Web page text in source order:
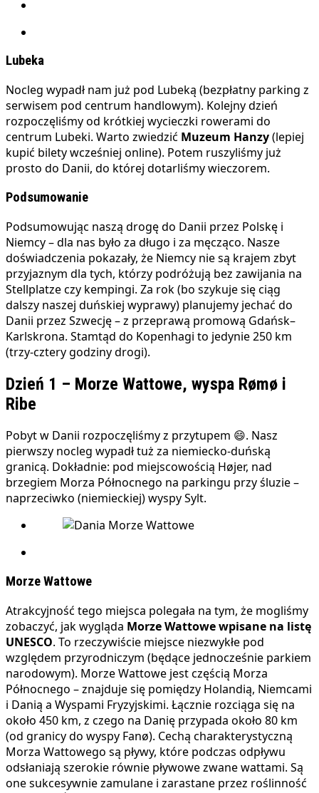
Lubeka
Nocleg wypadł nam już pod Lubeką (bezpłatny parking z
serwisem pod centrum handlowym). Kolejny dzień
rozpoczęliśmy od krótkiej wycieczki rowerami do
centrum Lubeki. Warto zwiedzić Muzeum Hanzy(lepiej
kupić bilety wcześniej online). Potem ruszyliśmy już
prosto do Danii, do której dotarliśmy wieczorem.
Podsumowanie
Podsumowując naszą drogę do Danii przez Polskę i
Niemcy – dla nas było za długo i za męcząco. Nasze
doświadczenia pokazały, że Niemcy nie są krajem zbyt
przyjaznym dla tych, którzy podróżują bez zawijania na
Stellplatze czy kempingi. Za rok (bo szykuje się ciąg
dalszy naszej duńskiej wyprawy) planujemy jechać do
Danii przez Szwecję – z przeprawą promową Gdańsk–
Karlskrona. Stamtąd do Kopenhagi to jedynie 250 km
(trzy-cztery godziny drogi).
Dzień 1 – Morze Wattowe, wyspa Rømø i
Ribe
Pobyt w Danii rozpoczęliśmy z przytupem 😄. Nasz
pierwszy nocleg wypadł tuż za niemiecko-duńską
granicą. Dokładnie: pod miejscowością Højer, nad
brzegiem Morza Północnego na parkingu przy śluzie –
naprzeciwko (niemieckiej) wyspy Sylt.
Morze Wattowe
Atrakcyjność tego miejsca polegała na tym, że mogliśmy
zobaczyć, jak wygląda Morze Wattowewpisane na listę
UNESCO. To rzeczywiście miejsce niezwykłe pod
względem przyrodniczym (będące jednocześnie parkiem
narodowym). Morze Wattowe jest częścią Morza
Północnego – znajduje się pomiędzy Holandią, Niemcami
i Danią a Wyspami Fryzyjskimi. Łącznie rozciąga się na
około 450 km, z czego na Danię przypada około 80 km
(od granicy do wyspy Fanø). Cechą charakterystyczną
Morza Wattowego są pływy, które podczas odpływu
odsłaniają szerokie równie pływowe zwane wattami. Są
one sukcesywnie zamulane i zarastane przez roślinność